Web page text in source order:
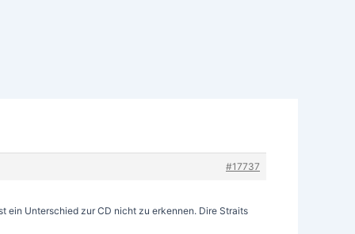
#17737
ein Unterschied zur CD nicht zu erkennen. Dire Straits